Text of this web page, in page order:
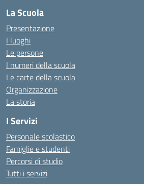
La Scuola
Presentazione
I luoghi
Le persone
I numeri della scuola
Le carte della scuola
Organizzazione
La storia
I Servizi
Personale scolastico
Famiglie e studenti
Percorsi di studio
Tutti i servizi